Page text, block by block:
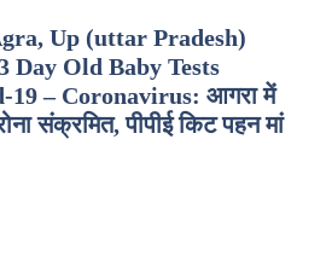
Up (uttar Pradesh)
Day Old Baby Tests
19 – Coronavirus: आगरा में
संक्रमित, पीपीई किट पहन मां